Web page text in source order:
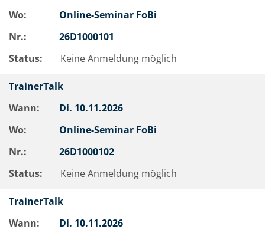
Wo:
Online-Seminar FoBi
Nr.:
26D1000101
Status:
Keine Anmeldung möglich
TrainerTalk
Wann:
Di. 10.11.2026
Wo:
Online-Seminar FoBi
Nr.:
26D1000102
Status:
Keine Anmeldung möglich
TrainerTalk
Wann:
Di. 10.11.2026